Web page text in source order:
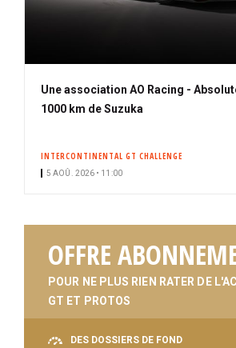
Une association AO Racing -
1000 km de Suzuka
INTERCONTINENTAL GT CHALLENGE
5 AOÛ. 2026 • 11:00
OFFRE
POUR NE PLUS RIEN RATER DE
GT ET PROTOS
DES DOSSIERS DE FOND